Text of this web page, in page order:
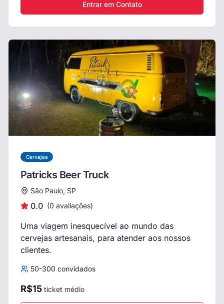
Entrar em Contato
Cervejas
Patricks Beer Truck
São Paulo, SP
0.0 (0 avaliações)
Uma viagem inesquecível ao mundo das
cervejas artesanais, para atender aos nossos
clientes.
50-300 convidados
R$15 ticket médio